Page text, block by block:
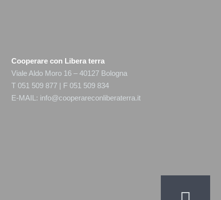
Cooperare con Libera terra
Viale Aldo Moro 16 – 40127 Bologna
T 051 509 877 | F 051 509 834
E-MAIL: info@cooperareconliberaterra.it